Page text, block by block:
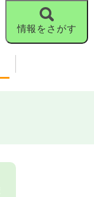
情報をさがす